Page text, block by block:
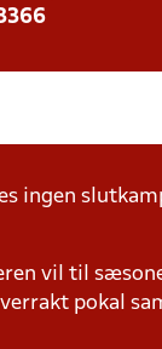
ingen
vil til
pokal